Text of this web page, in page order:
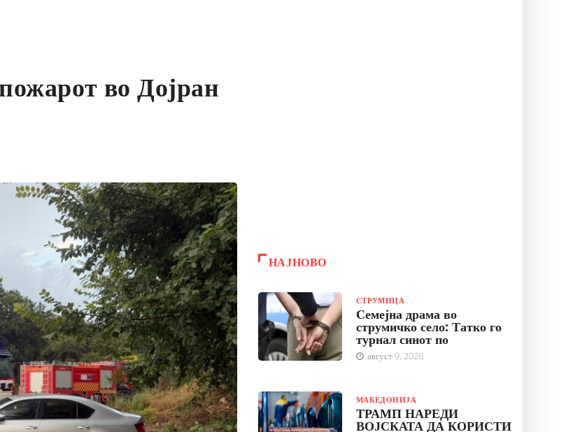
во Дојран
НАЈНОВО
СТРУМИЦА
Семејна драма во
струмичко село: Татко го
турнал синот по
август 9, 2026
МАКЕДОНИЈА
ТРАМП НАРЕДИ
ВОЈСКАТА ДА КОРИСТИ